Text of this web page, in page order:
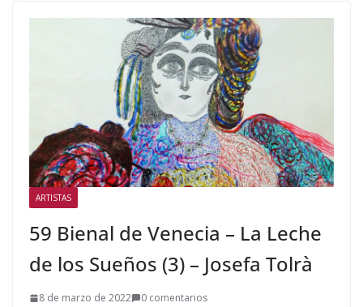
ARTISTAS
59 Bienal de Venecia – La Leche
de los Sueños (3) – Josefa Tolrà
8 de marzo de 2022
0 comentarios